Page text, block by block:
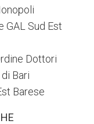
GAL Sud Est
Dottori
Bari
Barese